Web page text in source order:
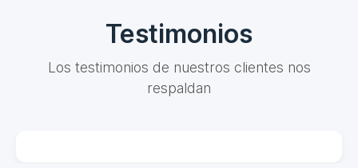
Testimonios
Los testimonios de nuestros clientes nos
respaldan